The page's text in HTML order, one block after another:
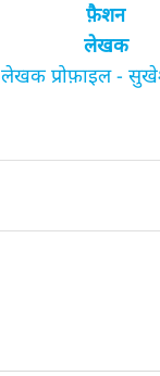
फ़ैशन
लेखक
लेखक प्रोफ़ाइल -